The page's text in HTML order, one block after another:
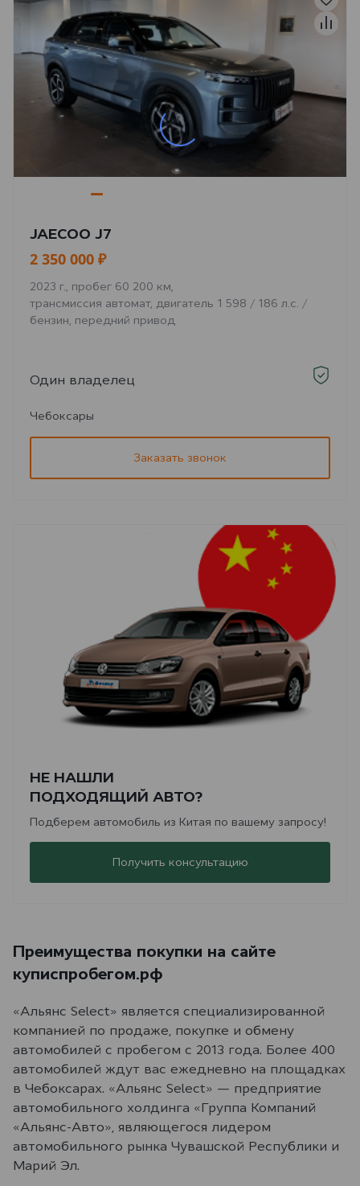
JAECOO J7
2 350 000 ₽
2023 г., пробег 60 200 км,
трансмиссия автомат, двигатель 1 598 / 186 л.с. /
бензин, передний привод
Один владелец
Чебоксары
Заказать звонок
НЕ НАШЛИ
ПОДХОДЯЩИЙ АВТО?
Подберем автомобиль из Китая по вашему запросу!
Получить консультацию
Преимущества покупки на сайте
куписпробегом.рф
«Альянс Select» является специализированной
компанией по продаже, покупке и обмену
автомобилей с пробегом с 2013 года. Более 400
автомобилей ждут вас ежедневно на площадках
в Чебоксарах. «Альянс Select» — предприятие
автомобильного холдинга «Группа Компаний
«Альянс-Авто», являющегося лидером
автомобильного рынка Чувашской Республики и
Марий Эл.